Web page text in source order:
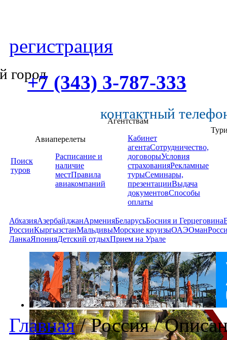
регистрация
город
+7 (343) 3-787-333
контактный
Поиск
туров
Авиаперелеты
Расписание и
наличие
местПравила
авиакомпаний
Агентствам
Кабинет
агентаСотрудничество,
договорыУсловия
страхованияРекламные
турыСеминары,
презентацииВыдача
документовСпособы
оплаты
АбхазияАзербайджанАрменияБеларусьБосния и Герцеговина
РоссииКыргызстанМальдивыМорские круизыОАЭОман
ЛанкаЯпонияДетский отдыхПрием на Урале
Главная /Россия/